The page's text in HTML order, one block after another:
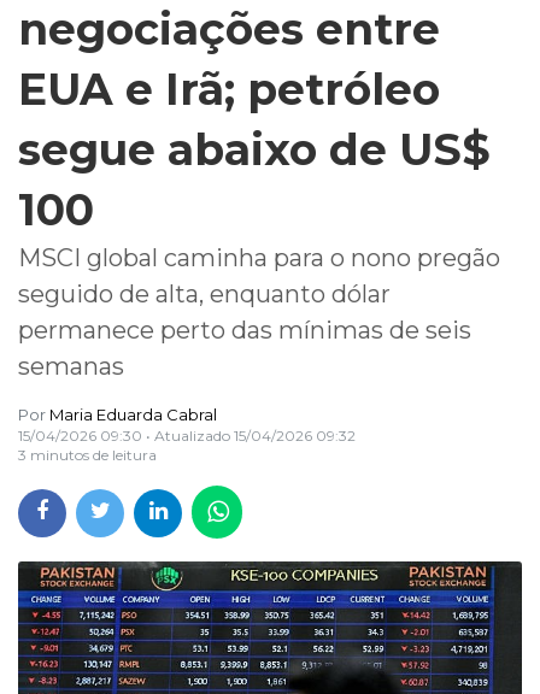
negociações entre
EUA e Irã; petróleo
segue abaixo de US$
100
MSCI global caminha para o nono pregão
seguido de alta, enquanto dólar
permanece perto das mínimas de seis
semanas
Por Maria Eduarda Cabral
15/04/2026 09:30 • Atualizado 15/04/2026 09:32
3 minutos de leitura